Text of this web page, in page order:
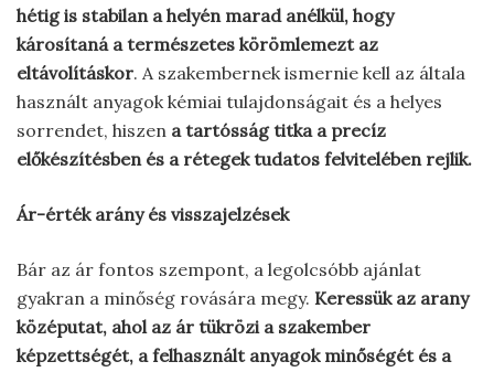
hétig is stabilan a helyén marad anélkül, hogy
károsítaná a természetes körömlemezt az
eltávolításkor. A szakembernek ismernie kell az általa
használt anyagok kémiai tulajdonságait és a helyes
sorrendet, hiszen a tartósság titka a precíz
előkészítésben és a rétegek tudatos felvitelében rejlik.
Ár-érték arány és visszajelzések
Bár az ár fontos szempont, a legolcsóbb ajánlat
gyakran a minőség rovására megy. Keressük az arany
középutat, ahol az ár tükrözi a szakember
képzettségét, a felhasznált anyagok minőségét és a